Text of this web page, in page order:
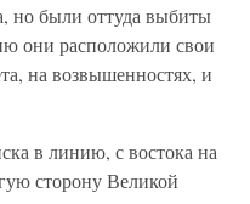
но были оттуда выбиты
они расположили свои
на возвышенностях, и
в линию, с востока на
сторону Великой